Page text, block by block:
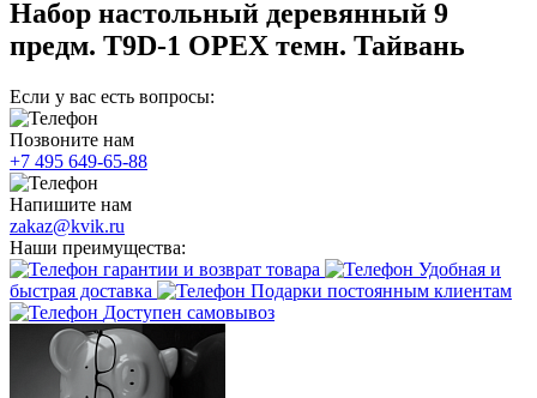
Набор настольный деревянный 9
предм. T9D-1 ОРЕХ темн. Тайвань
Если у вас есть вопросы:
Позвоните нам
+7 495 649-65-88
Напишите нам
zakaz@kvik.ru
Наши преимущества:
гарантии и возврат товара
Удобная и
быстрая доставка
Подарки постоянным клиентам
Доступен самовывоз